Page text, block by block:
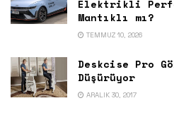
Elektrikli
Mantıklı mı?
TEMMUZ 10, 2026
Deskcise Pro
Düşürüyor
ARALIK 30, 2017